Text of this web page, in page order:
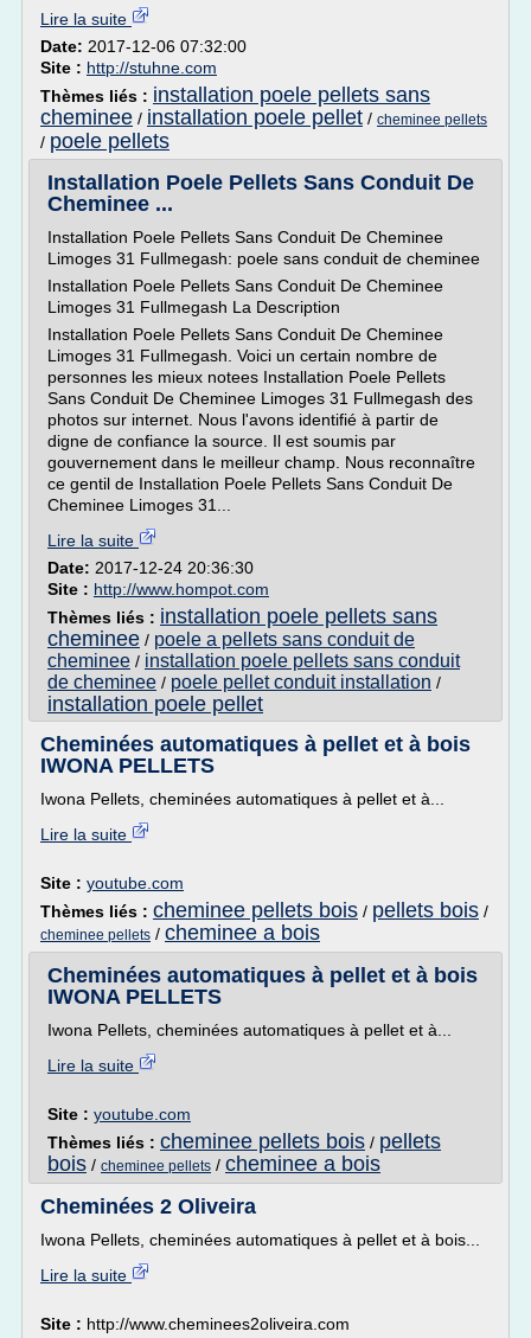
Lire la suite
Date: 2017-12-06 07:32:00
Site : http://stuhne.com
Thèmes liés : installation poele pellets sans
cheminee / installation poele pellet / cheminee pellets
/ poele pellets
Installation Poele Pellets Sans Conduit De
Cheminee ...
Installation Poele Pellets Sans Conduit De Cheminee
Limoges 31 Fullmegash: poele sans conduit de cheminee
Installation Poele Pellets Sans Conduit De Cheminee
Limoges 31 Fullmegash La Description
Installation Poele Pellets Sans Conduit De Cheminee
Limoges 31 Fullmegash. Voici un certain nombre de
personnes les mieux notees Installation Poele Pellets
Sans Conduit De Cheminee Limoges 31 Fullmegash des
photos sur internet. Nous l'avons identifié à partir de
digne de confiance la source. Il est soumis par
gouvernement dans le meilleur champ. Nous reconnaître
ce gentil de Installation Poele Pellets Sans Conduit De
Cheminee Limoges 31...
Lire la suite
Date: 2017-12-24 20:36:30
Site : http://www.hompot.com
Thèmes liés : installation poele pellets sans
cheminee / poele a pellets sans conduit de
cheminee / installation poele pellets sans conduit
de cheminee / poele pellet conduit installation /
installation poele pellet
Cheminées automatiques à pellet et à bois
IWONA PELLETS
Iwona Pellets, cheminées automatiques à pellet et à...
Lire la suite
Site : youtube.com
Thèmes liés : cheminee pellets bois / pellets bois /
cheminee pellets / cheminee a bois
Cheminées automatiques à pellet et à bois
IWONA PELLETS
Iwona Pellets, cheminées automatiques à pellet et à...
Lire la suite
Site : youtube.com
Thèmes liés : cheminee pellets bois / pellets
bois / cheminee pellets / cheminee a bois
Cheminées 2 Oliveira
Iwona Pellets, cheminées automatiques à pellet et à bois...
Lire la suite
Site : http://www.cheminees2oliveira.com